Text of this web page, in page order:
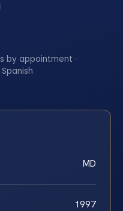
by appointment ·
MD
1997